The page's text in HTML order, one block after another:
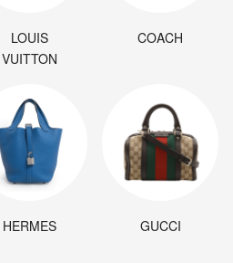
LOUIS
VUITTON
COACH
HERMES GUCCI